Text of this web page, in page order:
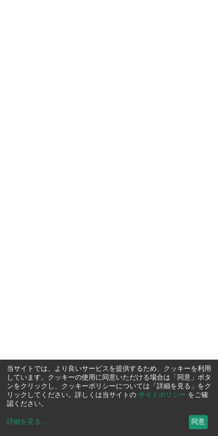
当サイトでは、より良いサービスを提供するため、クッキーを利用
しています。クッキーの使用に同意いただける場合は「同意」ボタ
ンをクリックし、クッキーポリシーについては「詳細を見る」をク
リックしてください。詳しくは当サイトの サイトポリシー をご確
認ください。
詳細を見る ... 同意